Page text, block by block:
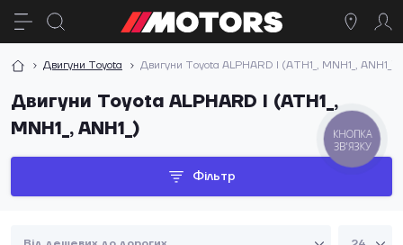
Двигуни Toyota Двигуни Toyota ALPHARD I (ATH1_, MNH1_, ANH1_)
Двигуни Toyota ALPHARD I (ATH1_,
MNH1_, ANH1_)
Фільтр
КНОПКА
ЗВ'ЯЗКУ